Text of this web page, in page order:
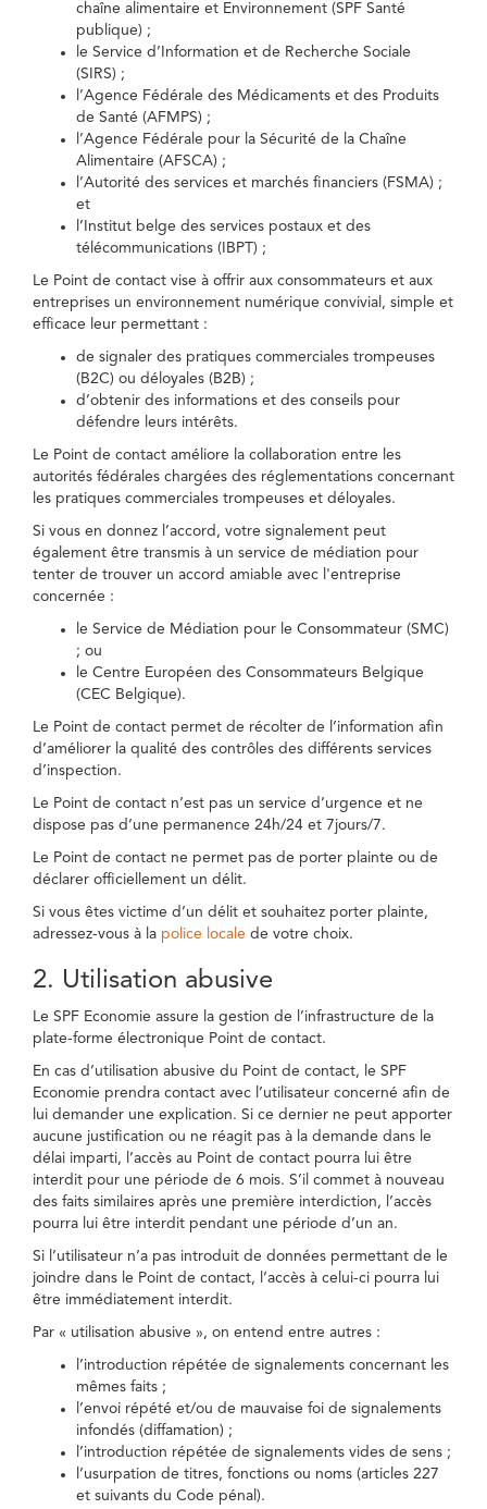
chaîne alimentaire et Environnement (SPF Santé
publique) ;
le Service d’Information et de Recherche Sociale
(SIRS) ;
l’Agence Fédérale des Médicaments et des Produits
de Santé (AFMPS) ;
l’Agence Fédérale pour la Sécurité de la Chaîne
Alimentaire (AFSCA) ;
l’Autorité des services et marchés financiers (FSMA) ;
et
l’Institut belge des services postaux et des
télécommunications (IBPT) ;
Le Point de contact vise à offrir aux consommateurs et aux
entreprises un environnement numérique convivial, simple et
efficace leur permettant :
de signaler des pratiques commerciales trompeuses
(B2C) ou déloyales (B2B) ;
d’obtenir des informations et des conseils pour
défendre leurs intérêts.
Le Point de contact améliore la collaboration entre les
autorités fédérales chargées des réglementations concernant
les pratiques commerciales trompeuses et déloyales.
Si vous en donnez l’accord, votre signalement peut
également être transmis à un service de médiation pour
tenter de trouver un accord amiable avec l'entreprise
concernée :
le Service de Médiation pour le Consommateur (SMC)
; ou
le Centre Européen des Consommateurs Belgique
(CEC Belgique).
Le Point de contact permet de récolter de l’information afin
d’améliorer la qualité des contrôles des différents services
d’inspection.
Le Point de contact n’est pas un service d’urgence et ne
dispose pas d’une permanence 24h/24 et 7jours/7.
Le Point de contact ne permet pas de porter plainte ou de
déclarer officiellement un délit.
Si vous êtes victime d’un délit et souhaitez porter plainte,
adressez-vous à la police locale de votre choix.
2. Utilisation abusive
Le SPF Economie assure la gestion de l’infrastructure de la
plate-forme électronique Point de contact.
En cas d’utilisation abusive du Point de contact, le SPF
Economie prendra contact avec l’utilisateur concerné afin de
lui demander une explication. Si ce dernier ne peut apporter
aucune justification ou ne réagit pas à la demande dans le
délai imparti, l’accès au Point de contact pourra lui être
interdit pour une période de 6 mois. S’il commet à nouveau
des faits similaires après une première interdiction, l’accès
pourra lui être interdit pendant une période d’un an.
Si l’utilisateur n’a pas introduit de données permettant de le
joindre dans le Point de contact, l’accès à celui-ci pourra lui
être immédiatement interdit.
Par « utilisation abusive », on entend entre autres :
l’introduction répétée de signalements concernant les
mêmes faits ;
l’envoi répété et/ou de mauvaise foi de signalements
infondés (diffamation) ;
l’introduction répétée de signalements vides de sens ;
l’usurpation de titres, fonctions ou noms (articles 227
et suivants du Code pénal).